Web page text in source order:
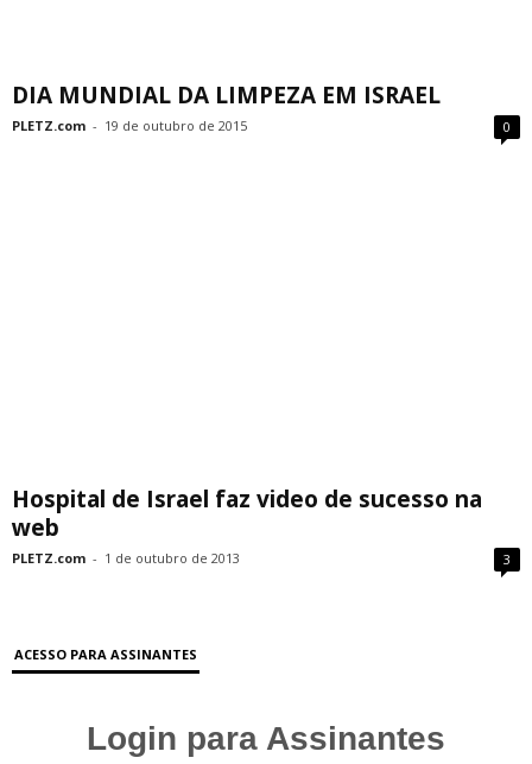
DIA MUNDIAL DA LIMPEZA EM ISRAEL
PLETZ.com - 19 de outubro de 2015 0
Hospital de Israel faz video de sucesso na
web
PLETZ.com - 1 de outubro de 2013 3
ACESSO PARA ASSINANTES
Login para Assinantes